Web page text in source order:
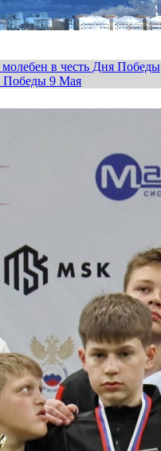
в честь Дня Победы
Победы 9 Мая